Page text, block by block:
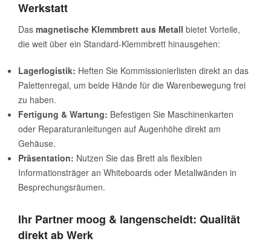
Werkstatt
Das magnetische Klemmbrett aus Metall bietet Vorteile,
die weit über ein Standard-Klemmbrett hinausgehen:
Lagerlogistik: Heften Sie Kommissionierlisten direkt an das
Palettenregal, um beide Hände für die Warenbewegung frei
zu haben.
Fertigung & Wartung: Befestigen Sie Maschinenkarten
oder Reparaturanleitungen auf Augenhöhe direkt am
Gehäuse.
Präsentation: Nutzen Sie das Brett als flexiblen
Informationsträger an Whiteboards oder Metallwänden in
Besprechungsräumen.
Ihr Partner moog & langenscheidt: Qualität
direkt ab Werk